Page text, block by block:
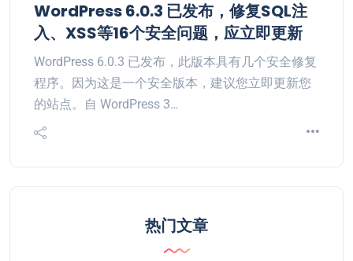
WordPress 6.0.3 已发布，修复SQL注
入、XSS等16个安全问题，应立即更新
WordPress 6.0.3 已发布，此版本具有几个安全修复
程序。因为这是一个安全版本，建议您立即更新您
的站点。自 WordPress 3…
热门文章